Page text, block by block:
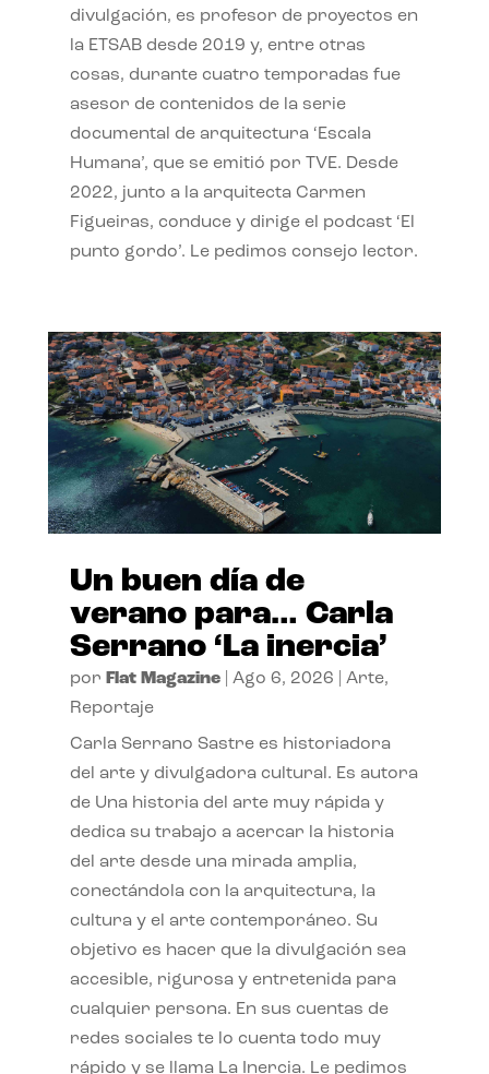
divulgación, es profesor de proyectos en
la ETSAB desde 2019 y, entre otras
cosas, durante cuatro temporadas fue
asesor de contenidos de la serie
documental de arquitectura ‘Escala
Humana’, que se emitió por TVE. Desde
2022, junto a la arquitecta Carmen
Figueiras, conduce y dirige el podcast ‘El
punto gordo’. Le pedimos consejo lector.
Un buen día de
verano para… Carla
Serrano ‘La inercia’
por Flat Magazine| Ago 6, 2026 Arte,
Reportaje
Carla Serrano Sastre es historiadora
del arte y divulgadora cultural. Es autora
de Una historia del arte muy rápida y
dedica su trabajo a acercar la historia
del arte desde una mirada amplia,
conectándola con la arquitectura, la
cultura y el arte contemporáneo. Su
objetivo es hacer que la divulgación sea
accesible, rigurosa y entretenida para
cualquier persona. En sus cuentas de
redes sociales te lo cuenta todo muy
rápido y se llama La Inercia. Le pedimos